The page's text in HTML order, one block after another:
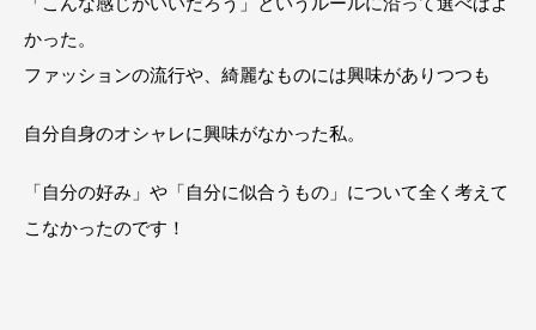
かった。
ファッションの流行や、綺麗なものには興味がありつつも
自分自身のオシャレに興味がなかった私。
「自分の好み」や「自分に似合うもの」について全く考えて
こなかったのです！